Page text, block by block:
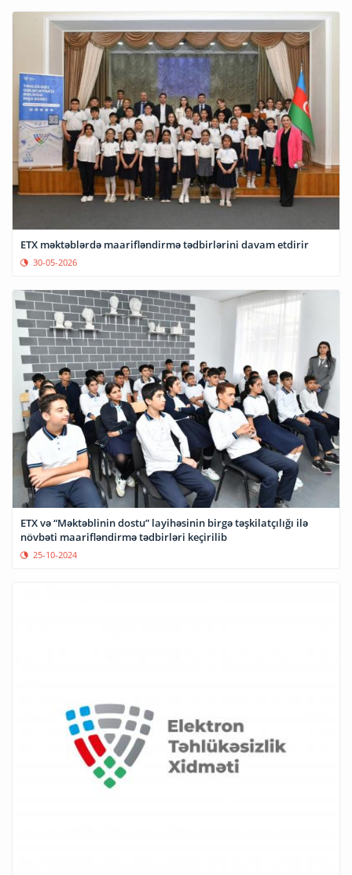
ETX məktəblərdə maarifləndirmə tədbirlərini davam etdirir
30-05-2026
ETX və “Məktəblinin dostu” layihəsinin birgə təşkilatçılığı ilə
növbəti maarifləndirmə tədbirləri keçirilib
25-10-2024